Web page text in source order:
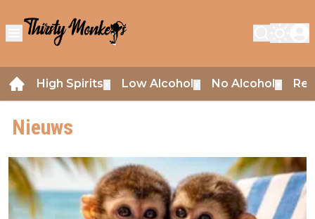
High Spirits Low Alcohol No Alcohol
Nieuws